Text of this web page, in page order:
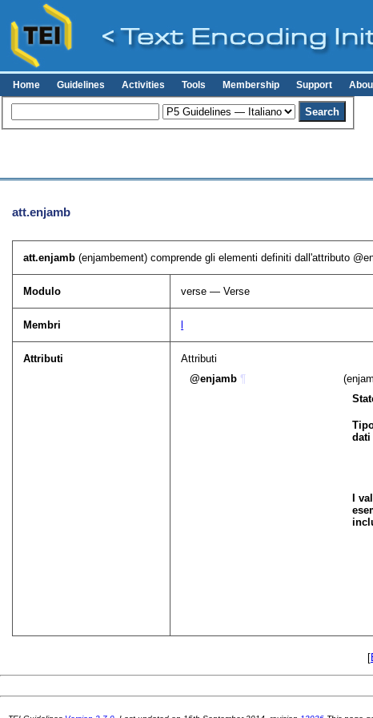
Home Guidelines Activities Tools Membership Support
att.enjamb
att.enjamb (enjambement) comprende gli elementi definiti dall'attributo
Modulo verse — Verse
Membri
Attributi
Attributi
enjamb ¶
dati
I
[